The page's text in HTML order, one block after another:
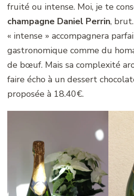
fruité ou intense. Moi, je te
champagne Daniel Perrin,
« intense » accompagnera
gastronomique comme du
de bœuf. Mais sa complexité
faire écho à un dessert
proposée à 18.40€.